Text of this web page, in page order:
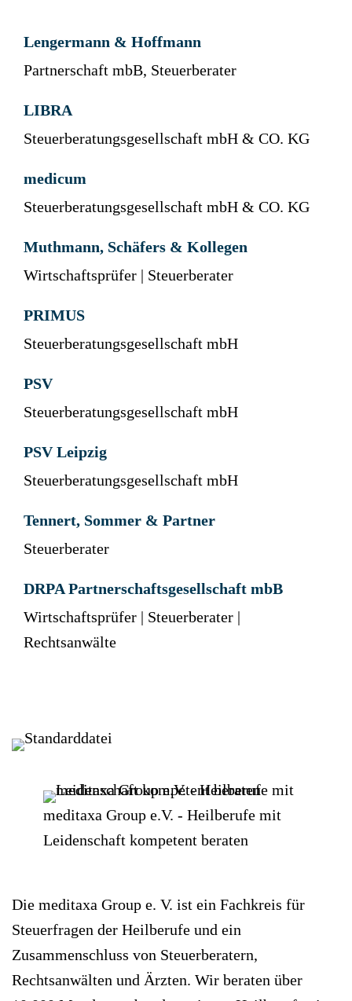
Lengermann & Hoffmann
Partnerschaft mbB, Steuerberater
LIBRA
Steuerberatungsgesellschaft mbH & CO. KG
medicum
Steuerberatungsgesellschaft mbH & CO. KG
Muthmann, Schäfers & Kollegen
Wirtschaftsprüfer | Steuerberater
PRIMUS
Steuerberatungsgesellschaft mbH
PSV
Steuerberatungsgesellschaft mbH
PSV Leipzig
Steuerberatungsgesellschaft mbH
Tennert, Sommer & Partner
Steuerberater
DRPA Partnerschaftsgesellschaft mbB
Wirtschaftsprüfer | Steuerberater |
Rechtsanwälte
meditaxa Group e.V. - Heilberufe mit
Leidenschaft kompetent beraten
Die meditaxa Group e. V. ist ein Fachkreis für
Steuerfragen der Heilberufe und ein
Zusammenschluss von Steuerberatern,
Rechtsanwälten und Ärzten. Wir beraten über